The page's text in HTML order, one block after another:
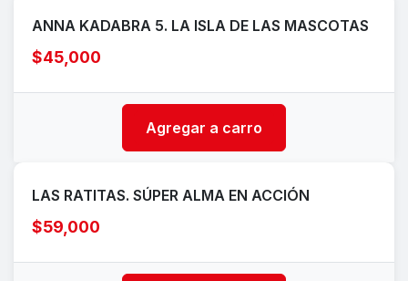
ANNA KADABRA 5. LA ISLA DE LAS MASCOTAS
$45,000
Agregar a carro
LAS RATITAS. SÚPER ALMA EN ACCIÓN
$59,000